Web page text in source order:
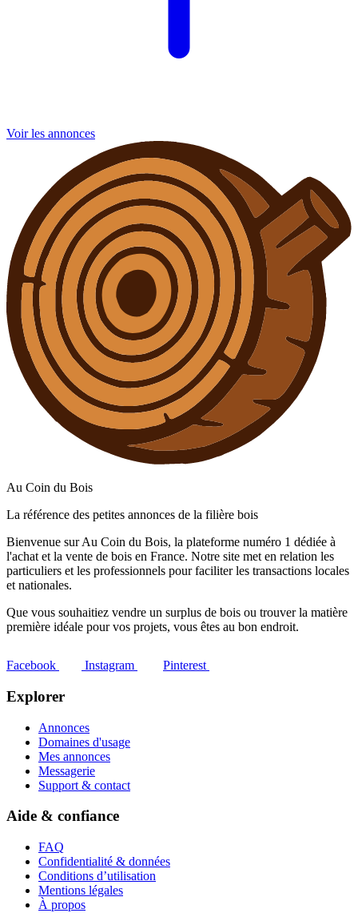
Voir les annonces
Au Coin du Bois
La référence des petites annonces de la filière bois
Bienvenue sur Au Coin du Bois, la plateforme numéro 1 dédiée à
l'achat et la vente de bois en France. Notre site met en relation les
particuliers et les professionnels pour faciliter les transactions locales
et nationales.
Que vous souhaitiez vendre un surplus de bois ou trouver la matière
première idéale pour vos projets, vous êtes au bon endroit.
Facebook Instagram Pinterest
Explorer
Annonces
Domaines d'usage
Mes annonces
Messagerie
Support & contact
Aide & confiance
FAQ
Confidentialité & données
Conditions d’utilisation
Mentions légales
À propos